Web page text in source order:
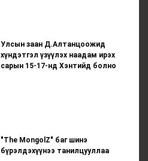
Улсын заан Д.Алтанцоожид
хүндэтгэл үзүүлэх наадам ирэх
сарын 15-17-нд Хэнтийд болно
"The MongolZ" баг шинэ
бүрэлдэхүүнээ танилцууллаа